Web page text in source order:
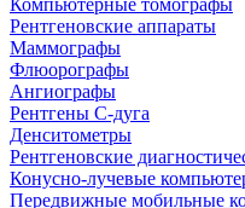
Компьютерные томографы
Рентгеновские аппараты
Маммографы
Флюорографы
Ангиографы
Рентгены С-дуга
Денситометры
Рентгеновские
Конусно-лучевые
Передвижные мобильные